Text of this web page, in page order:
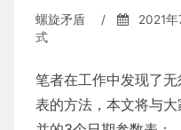
列
螺旋矛盾 / 2021
式
笔者在工作中发现了
表的方法，本文将与